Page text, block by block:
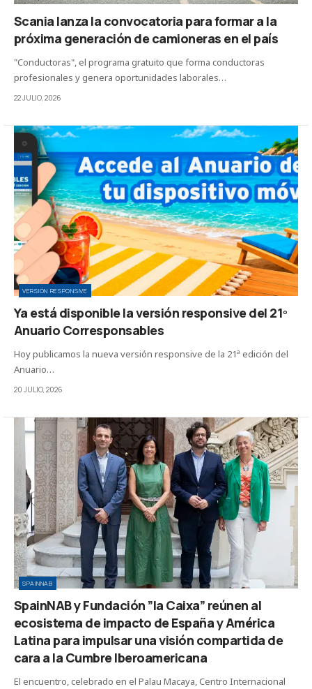
Scania lanza la convocatoria para formar a la
próxima generación de camioneras en el país
"Conductoras", el programa gratuito que forma conductoras
profesionales y genera oportunidades laborales…
22 JULIO, 2026
VERSIÓN RESPONSIVE
Ya está disponible la versión responsive del 21º
Anuario Corresponsables
Hoy publicamos la nueva versión responsive de la 21ª edición del
Anuario…
20 JULIO, 2026
SPAINNAB
SpainNAB y Fundación ”la Caixa” reúnen al
ecosistema de impacto de España y América
Latina para impulsar una visión compartida de
cara a la Cumbre Iberoamericana
El encuentro, celebrado en el Palau Macaya, Centro Internacional